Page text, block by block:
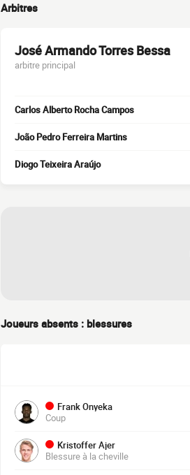
Arbitres
José Armando Torres Bessa
arbitre principal
Carlos Alberto Rocha Campos
João Pedro Ferreira Martins
Diogo Teixeira Araújo
Joueurs absents : blessures
Frank Onyeka
Coup
Kristoffer Ajer
Blessure à la cheville